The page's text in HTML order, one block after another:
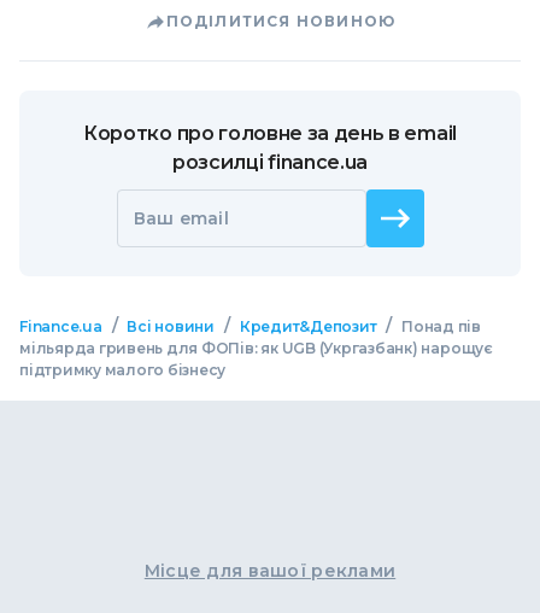
ПОДІЛИТИСЯ НОВИНОЮ
Коротко про головне за день в email
розсилці finance.ua
Ваш email
Finance.ua / Всі новини / Кредит&Депозит / Понад пів
мільярда гривень для ФОПів: як UGB (Укргазбанк) нарощує
підтримку малого бізнесу
Місце для вашої реклами